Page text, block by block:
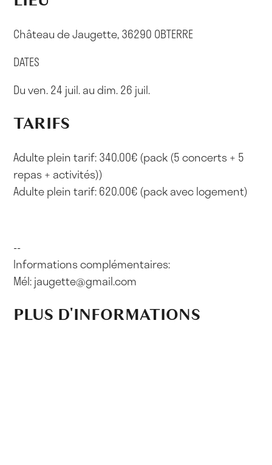
Château de Jaugette, 36290 OBTERRE
DATES
Du ven. 24 juil. au dim. 26 juil.
TARIFS
Adulte plein tarif: 340.00€ (pack (5 concerts + 5
repas + activités))
Adulte plein tarif: 620.00€ (pack avec logement)
--
Informations complémentaires:
Mél:jaugette@gmail.com
PLUS D'INFORMATIONS